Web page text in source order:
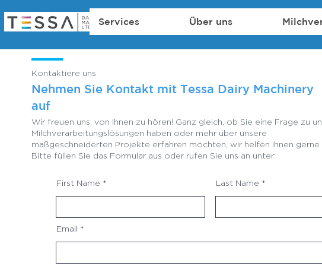
Services Über uns
Kontaktiere uns
Nehmen Sie Kontakt mit Tessa Dairy Machinery
auf
Wir freuen uns, von Ihnen zu hören! Ganz gleich, ob Sie eine Frage zu
Milchverarbeitungslösungen haben oder mehr über unsere
maßgeschneiderten Projekte erfahren möchten, wir helfen Ihnen gerne
Bitte füllen Sie das Formular aus oder rufen Sie uns an unter:
First Name Last Name
Email